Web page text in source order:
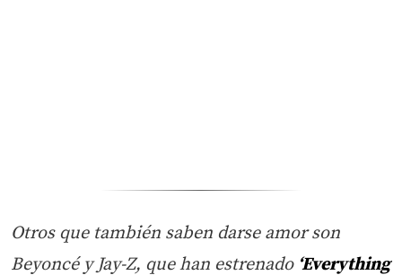
Otros que también saben darse amor son
Beyoncé y Jay-Z, que han estrenado ‘Everything